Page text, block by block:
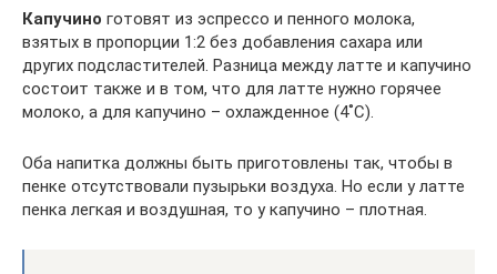
Капучино готовят из эспрессо и пенного молока,
взятых в пропорции 1:2 без добавления сахара или
других подсластителей. Разница между латте и капучино
состоит также и в том, что для латте нужно горячее
молоко, а для капучино – охлажденное (4˚С).
Оба напитка должны быть приготовлены так, чтобы в
пенке отсутствовали пузырьки воздуха. Но если у латте
пенка легкая и воздушная, то у капучино – плотная.